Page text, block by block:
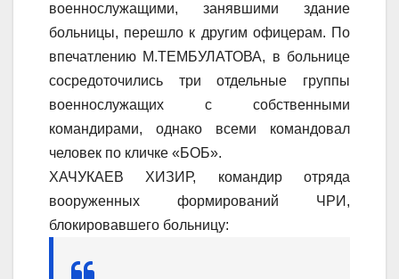
военнослужащими, занявшими здание
больницы, перешло к другим офицерам. По
впечатлению М.ТЕМБУЛАТОВА, в больнице
сосредоточились три отдельные группы
военнослужащих с собственными
командирами, однако всеми командовал
человек по кличке «БОБ».
ХАЧУКАЕВ ХИЗИР, командир отряда
вооруженных формирований ЧРИ,
блокировавшего больницу: